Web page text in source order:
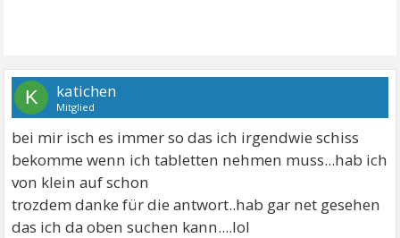
K katichen
Mitglied
bei mir isch es immer so das ich irgendwie schiss
bekomme wenn ich tabletten nehmen muss...hab ich
von klein auf schon
trozdem danke für die antwort..hab gar net gesehen
das ich da oben suchen kann....lol